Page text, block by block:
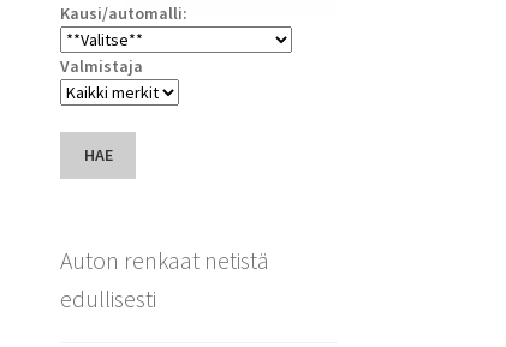
Kausi/automalli:
Valmistaja
HAE
Auton renkaat netistä
edullisesti